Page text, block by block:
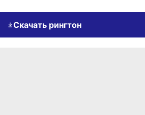
Скачать рингтон